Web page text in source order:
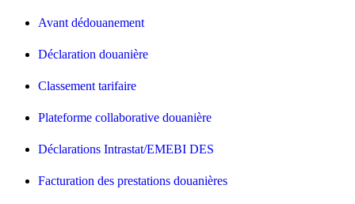
Avant dédouanement
Déclaration douanière
Classement tarifaire
Plateforme collaborative douanière
Déclarations Intrastat/EMEBI DES
Facturation des prestations douanières